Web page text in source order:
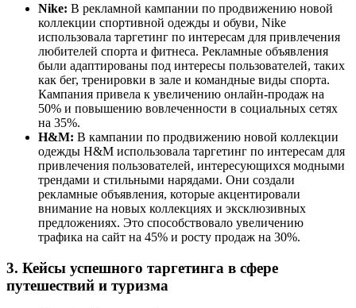
Nike: В рекламной кампании по продвижению новой
коллекции спортивной одежды и обуви, Nike
использовала таргетинг по интересам для привлечения
любителей спорта и фитнеса. Рекламные объявления
были адаптированы под интересы пользователей, таких
как бег, тренировки в зале и командные виды спорта.
Кампания привела к увеличению онлайн-продаж на
50% и повышению вовлеченности в социальных сетях
на 35%.
H&M: В кампании по продвижению новой коллекции
одежды H&M использовала таргетинг по интересам для
привлечения пользователей, интересующихся модными
трендами и стильными нарядами. Они создали
рекламные объявления, которые акцентировали
внимание на новых коллекциях и эксклюзивных
предложениях. Это способствовало увеличению
трафика на сайт на 45% и росту продаж на 30%.
3. Кейсы успешного таргетинга в сфере
путешествий и туризма